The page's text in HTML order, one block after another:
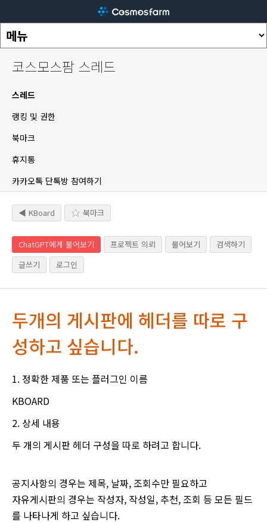
코스모스팜 스레드
스레드
랭킹 및 권한
북마크
휴지통
카카오톡 단톡방 참여하기
◀ KBoard 북마크
ChatGPT에게 물어보기 프로젝트 의뢰 물어보기
검색하기
글쓰기
로그인
두개의 게시판에 헤더를 따로 구
성하고 싶습니다.
1. 정확한 제품 또는 플러그인 이름
KBOARD
2. 상세 내용
두 개의 게시판 헤더 구성을 따로 하려고 합니다.
공지사항의 경우는 제목, 날짜, 조회수만 필요하고
자유게시판의 경우는 작성자, 작성일, 추천, 조회 등 모든 필드
를 나타나게 하고 싶습니다.